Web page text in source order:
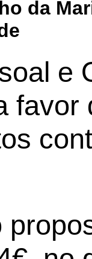
da
e
favor